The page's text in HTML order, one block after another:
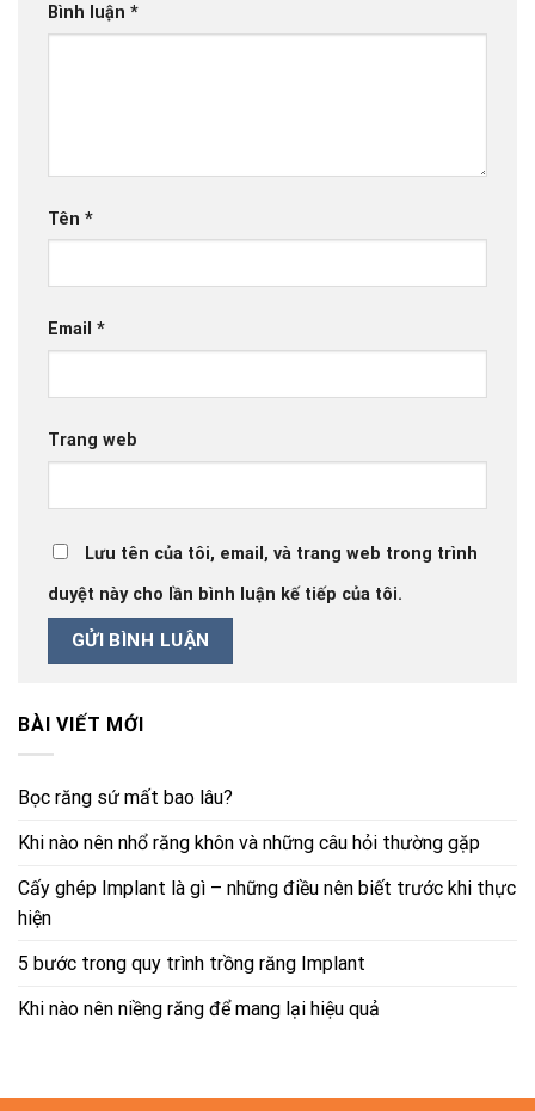
Bình luận *
Tên *
Email *
Trang web
Lưu tên của tôi, email, và trang web trong trình
duyệt này cho lần bình luận kế tiếp của tôi.
BÀI VIẾT MỚI
Bọc răng sứ mất bao lâu?
Khi nào nên nhổ răng khôn và những câu hỏi thường gặp
Cấy ghép Implant là gì – những điều nên biết trước khi thực
hiện
5 bước trong quy trình trồng răng Implant
Khi nào nên niềng răng để mang lại hiệu quả